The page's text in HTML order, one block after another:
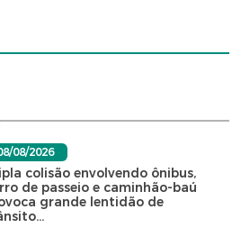
08/2026
colisão envolvendo ônibus,
de passeio e caminhão-baú
grande lentidão de